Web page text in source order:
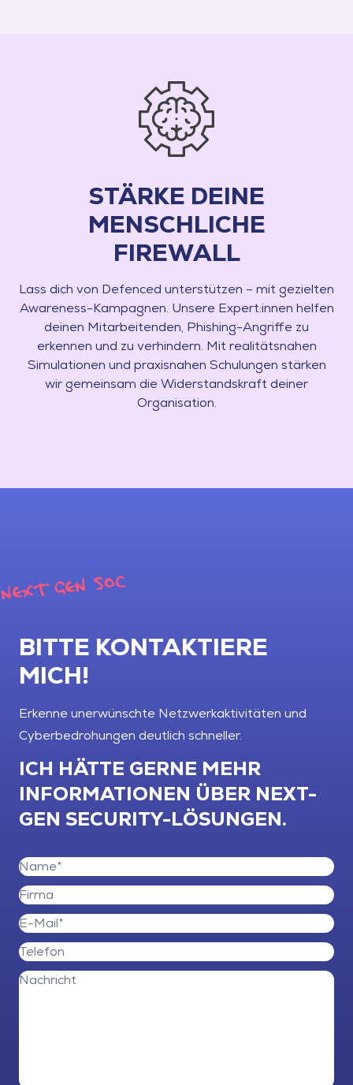
STÄRKE DEINE
MENSCHLICHE
FIREWALL
Lass dich von Defenced unterstützen – mit gezielten
Awareness-Kampagnen. Unsere Expert:innen helfen
deinen Mitarbeitenden, Phishing-Angriffe zu
erkennen und zu verhindern. Mit realitätsnahen
Simulationen und praxisnahen Schulungen stärken
wir gemeinsam die Widerstandskraft deiner
Organisation.
GEN SOC
BITTE KONTAKTIERE
MICH!
Erkenne unerwünschte Netzwerkaktivitäten und
Cyberbedrohungen deutlich schneller.
ICH HÄTTE GERNE MEHR
INFORMATIONEN ÜBER NEXT-
GEN SECURITY-LÖSUNGEN.